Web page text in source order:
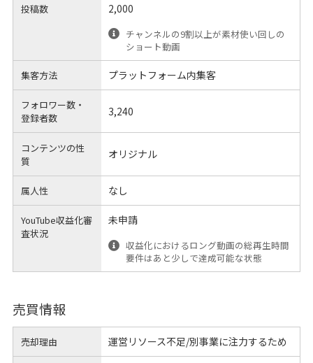
投稿数 2,000
チャンネルの9割以上が素材使い回しの
ショート動画
集客方法 プラットフォーム内集客
フォロワー数・
登録者数
3,240
コンテンツの性
質
オリジナル
属人性 なし
YouTube収益化審
査状況
未申請
収益化におけるロング動画の総再生時間
要件はあと少しで達成可能な状態
売買情報
売却理由 運営リソース不足/別事業に注力するため